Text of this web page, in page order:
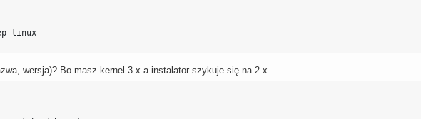
linux-
wersja)? Bo masz kernel 3.x a instalator szykuje się na 2.x